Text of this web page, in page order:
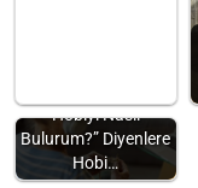
Hobiyi Nasıl
Bulurum?” Diyenlere
Hobi…